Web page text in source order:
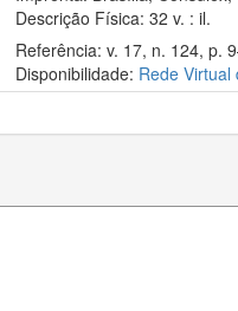
Descrição Física: 32 v. : il.
Referência: v. 17, n. 124, p.
Disponibilidade: Rede Virtual